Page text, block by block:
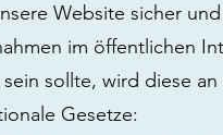
Website sicher
im öffentlichen
sollte, wird diese
Gesetze: